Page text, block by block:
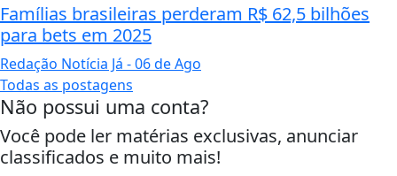
Famílias brasileiras perderam R$ 62,5 bilhões
para bets em 2025
Redação Notícia Já - 06 de Ago
Todas as postagens
Não possui uma conta?
Você pode ler matérias exclusivas, anunciar
classificados e muito mais!